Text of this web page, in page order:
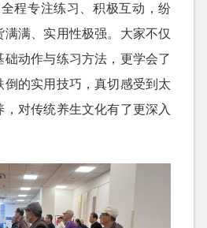
程专注练习、积极互动，纷
满、实用性极强。大家不仅
动作与练习方法，更学会了
倒的实用技巧，真切感受到太
对传统养生文化有了更深入